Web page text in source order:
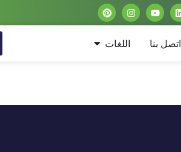
اتصل بنا اللغات